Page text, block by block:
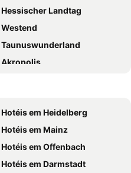
Land & Golf Hotel Stromberg
Rheinhessen Inn GmbH
Cb Hotel Becker
Hessischer Landtag
Westend
Taunuswunderland
Akropolis
Burg Klopp
Binger Mäuseturm
Seilbahn Rüdesheim
Zum Goldenen Löwen
Hotéis em Heidelberg
Hotéis em Mainz
Hotéis em Offenbach
Hotéis em Darmstadt